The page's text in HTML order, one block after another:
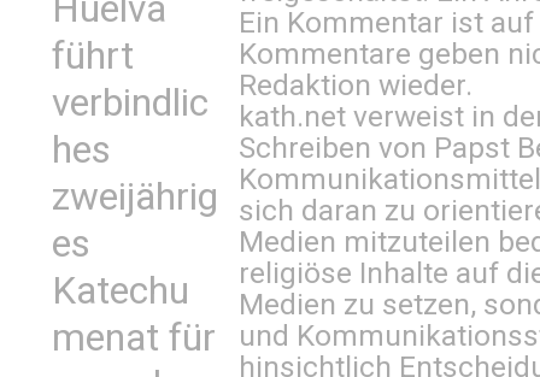
Huelva
führt
verbindlic
hes
zweijährig
es
Katechu
menat für
Ein Kommentar ist
Kommentare geben
Redaktion wieder.
kath.net verweist in
Schreiben von Papst
sich daran zu
Medien mitzuteilen
religiöse Inhalte auf
Medien zu setzen,
und
hinsichtlich